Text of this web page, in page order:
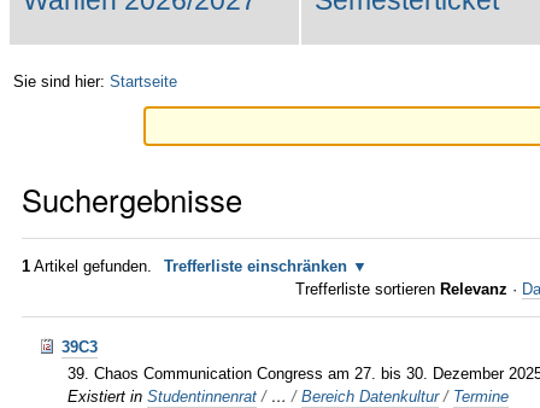
Sie sind hier: Startseite
Suchergebnisse
1 Artikel gefunden.
Trefferliste einschränken
Trefferliste sortieren Relevanz ·
39C3
39. Chaos Communication Congress am 27. bis 30. Dezember
Existiert in Studentinnenrat / …/Bereich Datenkultur / Termine